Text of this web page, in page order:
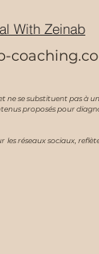
With Zeinab
se substituent pas à
proposés pour
réseaux sociaux,